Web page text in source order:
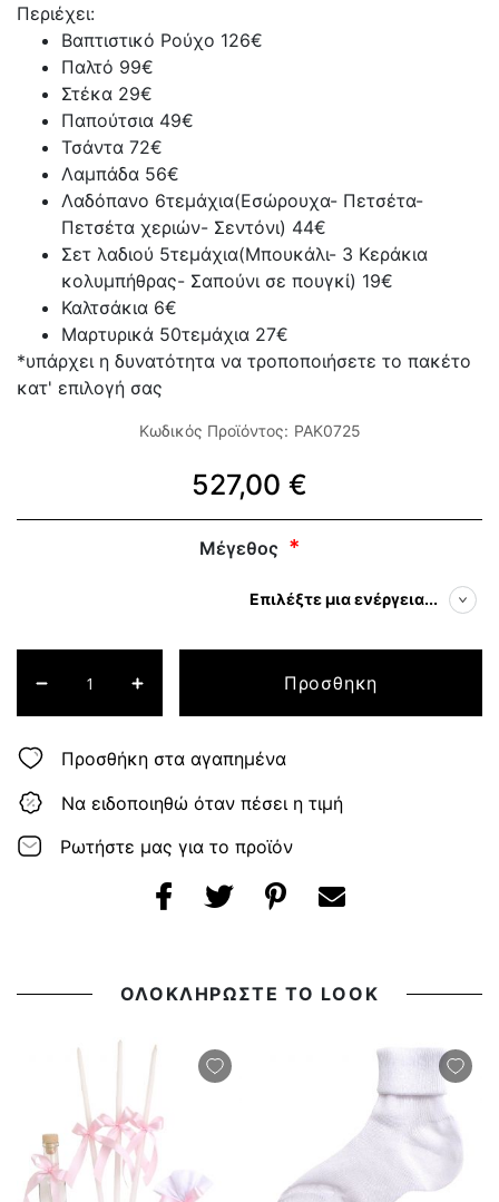
Περιέχει:
Βαπτιστικό Ρούχο 126€
Παλτό 99€
Στέκα 29€
Παπούτσια 49€
Τσάντα 72€
Λαμπάδα 56€
Λαδόπανο 6τεμάχια(Εσώρουχα- Πετσέτα-
Πετσέτα χεριών- Σεντόνι) 44€
Σετ λαδιού 5τεμάχια(Μπουκάλι- 3 Κεράκια
κολυμπήθρας- Σαπούνι σε πουγκί) 19€
Καλτσάκια 6€
Μαρτυρικά 50τεμάχια 27€
*υπάρχει η δυνατότητα να τροποποιήσετε το πακέτο
κατ' επιλογή σας
Κωδικός Προϊόντος: PAK0725
527,00 €
Μέγεθος
Επιλέξτε μια ενέργεια...
Προσθηκη
Προσθήκη στα αγαπημένα
Να ειδοποιηθώ όταν πέσει η τιμή
Ρωτήστε μας για το προϊόν
ΟΛΟΚΛΗΡΩΣΤΕ ΤΟ LOOK